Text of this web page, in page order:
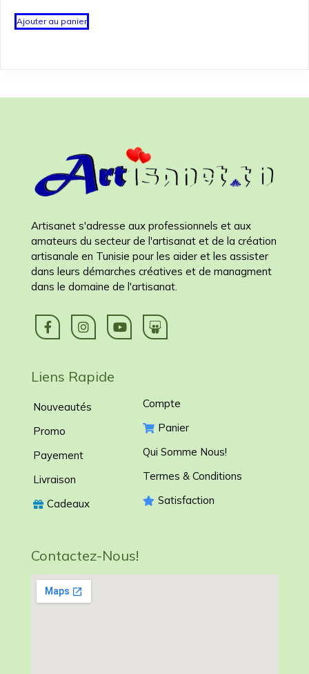
Ajouter au panier
Artisanet s'adresse aux professionnels et aux
amateurs du secteur de l'artisanat et de la création
artisanale en Tunisie pour les aider et les assister
dans leurs démarches créatives et de managment
dans le domaine de l'artisanat.
Liens Rapide
Nouveautés
Promo
Payement
Livraison
Cadeaux
Compte
Panier
Qui Somme Nous!
Termes & Conditions
Satisfaction
Contactez-Nous!